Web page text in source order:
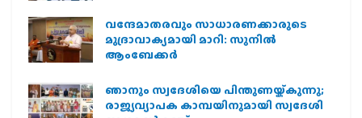
വന്ദേമാതരവും സാധാരണക്കാരുടെ
മുദ്രാവാക്യമായി മാറി: സുനിൽ
ആംബേക്കർ
ഞാനും സ്വദേശിയെ പിന്തുണയ്ക്കുന്നു;
രാജ്യവ്യാപക കാമ്പയിനുമായി സ്വദേശി